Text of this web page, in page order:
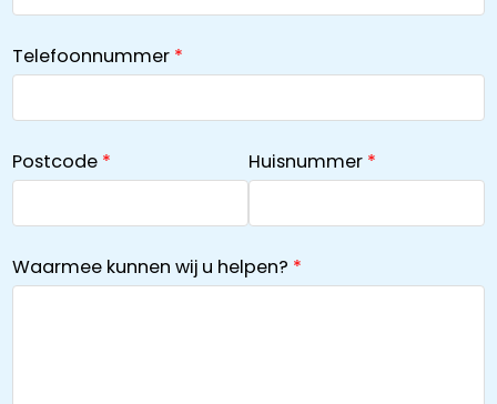
Telefoonnummer
Postcode Huisnummer
Waarmee kunnen wij u helpen?